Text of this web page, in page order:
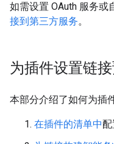
如需设置 OAuth 服务或
接到第三方服务。
为插件设置链
本部分介绍了如何为插
在插件的清单中配